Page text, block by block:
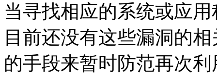
当寻找相应的系统或应
目前还没有这些漏洞的
的手段来暂时防范再次